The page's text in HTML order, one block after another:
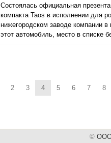
Состоялась официальная
компакта Taos в исполнении для
нижегородском заводе компании
этот автомобиль, место в списке
2 3 4 5 6 7 8
© ООО